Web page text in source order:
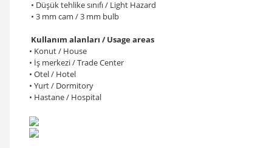
• Düşük tehlike sınıfı / Light Hazard
• 3 mm cam / 3 mm bulb
Kullanım alanları / Usage areas
• Konut / House
• İş merkezi / Trade Center
• Otel / Hotel
• Yurt / Dormitory
• Hastane / Hospital